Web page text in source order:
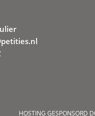
HOSTING GESPONSORD